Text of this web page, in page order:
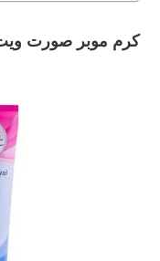
کرم موبر صورت